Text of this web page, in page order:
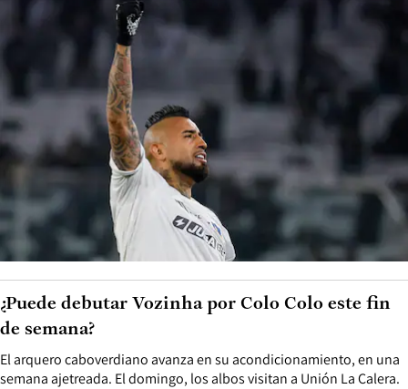
El arquero caboverdiano avanza en su acondicionamiento, en una
semana ajetreada. El domingo, los albos visitan a Unión La Calera.
¿Puede debutar Vozinha por Colo Colo este fin
de semana?